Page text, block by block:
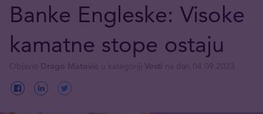
Banke Engleske: Visoke
kamatne stope ostaju